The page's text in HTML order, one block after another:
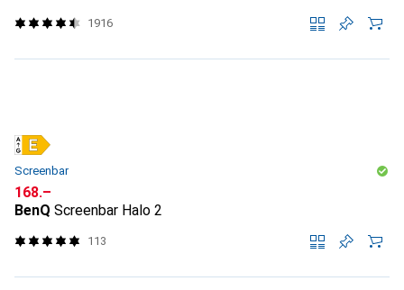
1916
Screenbar
CHF
168.–
BenQ Screenbar Halo 2
113